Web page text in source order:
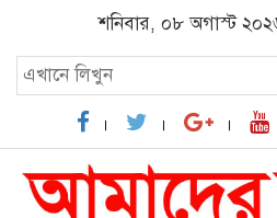
শনিবার, ০৮ অগাস্ট